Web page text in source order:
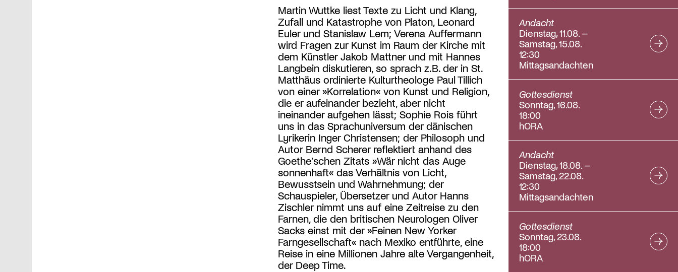
Martin Wuttke liest Texte zu Licht und Klang,
Zufall und Katastrophe von Platon, Leonard
Euler und Stanislaw Lem; Verena Auffermann
wird Fragen zur Kunst im Raum der Kirche mit
dem Künstler Jakob Mattner und mit Hannes
Langbein diskutieren, so sprach z.B. der in St.
Matthäus ordinierte Kulturtheologe Paul Tillich
von einer »Korrelation« von Kunst und Religion,
die er aufeinander bezieht, aber nicht
ineinander aufgehen lässt; Sophie Rois führt
uns in das Sprachuniversum der dänischen
Lyrikerin Inger Christensen; der Philosoph und
Autor Bernd Scherer reflektiert anhand des
Goethe’schen Zitats »Wär nicht das Auge
sonnenhaft« das Verhältnis von Licht,
Bewusstsein und Wahrnehmung; der
Schauspieler, Übersetzer und Autor Hanns
Zischler nimmt uns auf eine Zeitreise zu den
Farnen, die den britischen Neurologen Oliver
Sacks einst mit der »Feinen New Yorker
Farngesellschaft« nach Mexiko entführte, eine
Reise in eine Millionen Jahre alte Vergangenheit,
der Deep Time.
Andacht
Dienstag, 11.08. –
Samstag, 15.08.
12:30
Mittagsandachten
Gottesdienst
Sonntag, 16.08.
18:00
hORA
Andacht
Dienstag, 18.08. –
Samstag, 22.08.
12:30
Mittagsandachten
Gottesdienst
Sonntag, 23.08.
18:00
hORA